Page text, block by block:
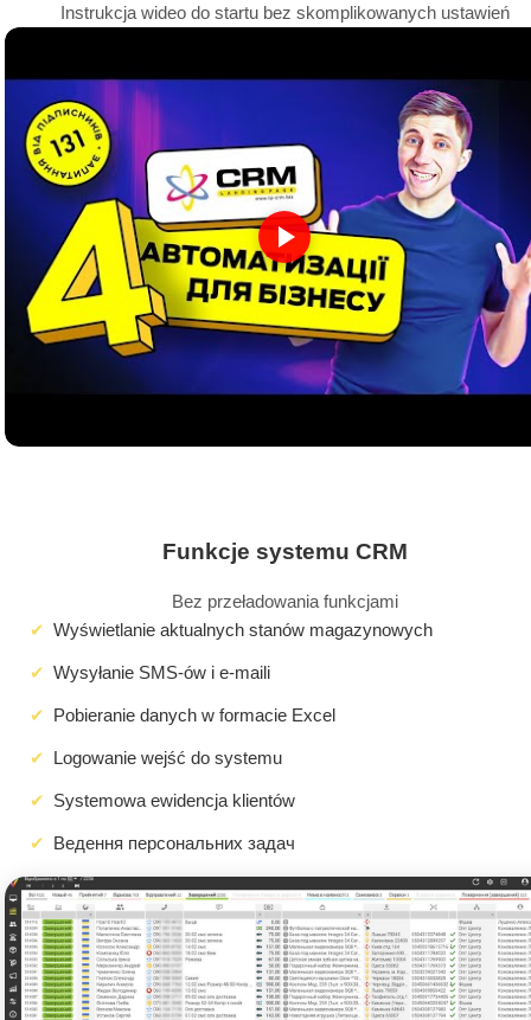
Instrukcja wideo do startu bez skomplikowanych ustawień
Funkcje systemu CRM
Bez przeładowania funkcjami
Wyświetlanie aktualnych stanów magazynowych
Wysyłanie SMS-ów i e-maili
Pobieranie danych w formacie Excel
Logowanie wejść do systemu
Systemowa ewidencja klientów
Ведення персональних задач